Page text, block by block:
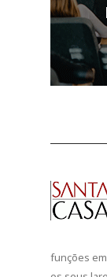
funções